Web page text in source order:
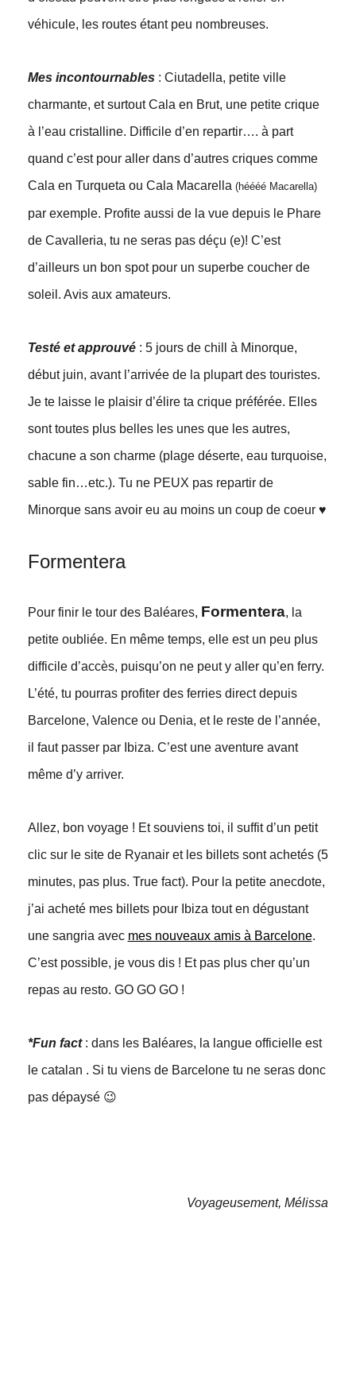
véhicule, les routes étant peu nombreuses.
Mes incontournables: Ciutadella, petite ville
charmante, et surtout Cala en Brut, une petite crique
à l’eau cristalline. Difficile d’en repartir…. à part
quand c’est pour aller dans d’autres criques comme
Cala en Turqueta ou Cala Macarella (héééé Macarella)
par exemple. Profite aussi de la vue depuis le Phare
de Cavalleria, tu ne seras pas déçu (e)! C’est
d’ailleurs un bon spot pour un superbe coucher de
soleil. Avis aux amateurs.
Testé et approuvé : 5 jours de chill à Minorque,
début juin, avant l’arrivée de la plupart des touristes.
Je te laisse le plaisir d’élire ta crique préférée. Elles
sont toutes plus belles les unes que les autres,
chacune a son charme (plage déserte, eau turquoise,
sable fin…etc.). Tu ne PEUX pas repartir de
Minorque sans avoir eu au moins un coup de coeur ♥
Formentera
Pour finir le tour des Baléares, Formentera, la
petite oubliée. En même temps, elle est un peu plus
difficile d’accès, puisqu’on ne peut y aller qu’en ferry.
L’été, tu pourras profiter des ferries direct depuis
Barcelone, Valence ou Denia, et le reste de l’année,
il faut passer par Ibiza. C’est une aventure avant
même d’y arriver.
Allez, bon voyage ! Et souviens toi, il suffit d’un petit
clic sur le site de Ryanair et les billets sont achetés (5
minutes, pas plus. True fact). Pour la petite anecdote,
j’ai acheté mes billets pour Ibiza tout en dégustant
une sangria avec mes nouveaux amis à Barcelone.
C’est possible, je vous dis ! Et pas plus cher qu’un
repas au resto. GO GO GO !
*Fun fact: dans les Baléares, la langue officielle est
le catalan . Si tu viens de Barcelone tu ne seras donc
pas dépaysé 😉
Voyageusement, Mélissa